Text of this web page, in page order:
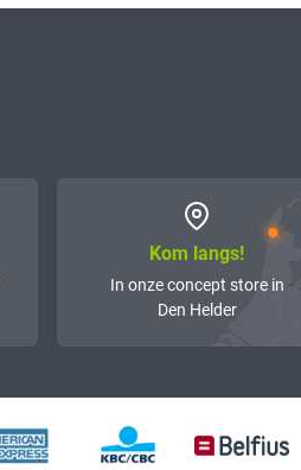
Kom langs!
In onze concept store in
Den Helder